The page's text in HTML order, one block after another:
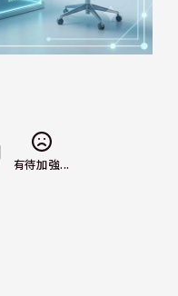
有待加強...